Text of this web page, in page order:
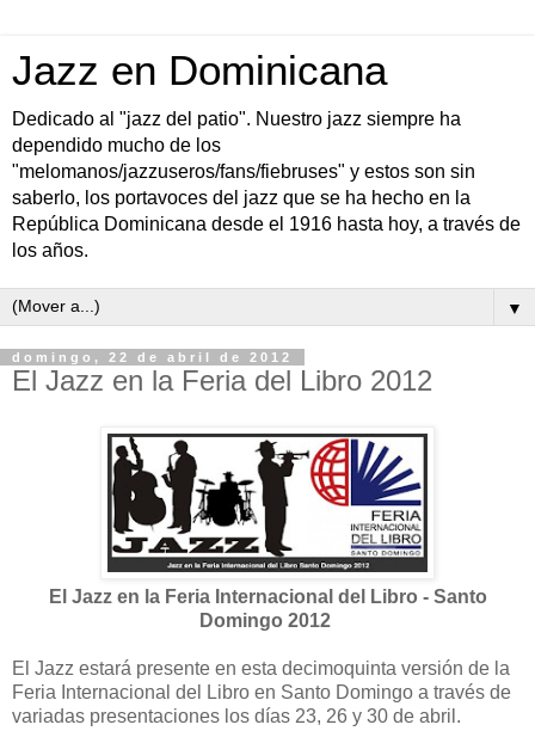
Jazz en Dominicana
Dedicado al "jazz del patio". Nuestro jazz siempre ha
dependido mucho de los
"melomanos/jazzuseros/fans/fiebruses" y estos son sin
saberlo, los portavoces del jazz que se ha hecho en la
República Dominicana desde el 1916 hasta hoy, a través de
los años.
▼
domingo, 22 de abril de 2012
El Jazz en la Feria del Libro 2012
El Jazz en la Feria Internacional del Libro - Santo
Domingo 2012
El Jazz estará presente en esta decimoquinta versión de la
Feria Internacional del Libro en Santo Domingo a través de
variadas presentaciones los días 23, 26 y 30 de abril.